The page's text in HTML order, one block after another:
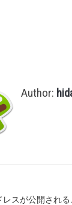
Author:
レスが公開される